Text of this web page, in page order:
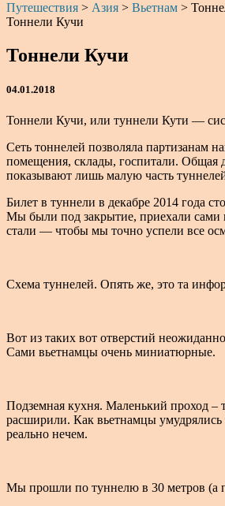
Путешествия > Азия > Вьетнам >
Тоннели Кучи
Тоннели Кучи
04.01.2018
Тоннели Кучи, или туннели Кути —
Сеть тоннелей позволяла партизанам
помещения, склады, госпитали. Общая
показывают лишь малую часть
Билет в туннели в декабре 2014 года
Мы были под закрытие, приехали сами
стали — чтобы мы точно успели все
Схема туннелей. Опять же, это та
Вот из таких вот отверстий
Сами вьетнамцы очень миниатюрные.
Подземная кухня. Маленький проход –
расширили. Как вьетнамцы умудрялись
реально нечем.
Мы прошли по туннелю в 30 метров (а